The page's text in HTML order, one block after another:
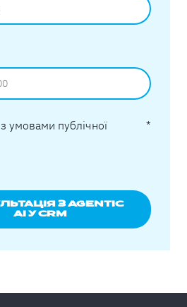
умовами публічної
*
З AGENTIC
AI У CRM